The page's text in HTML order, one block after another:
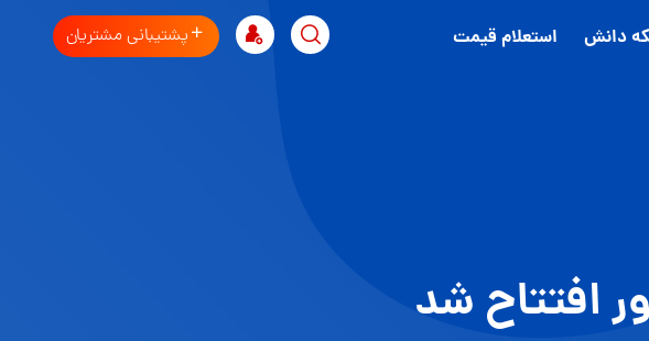
دانش استعلام قیمت پشتیبانی مشتریان
افتتاح شد